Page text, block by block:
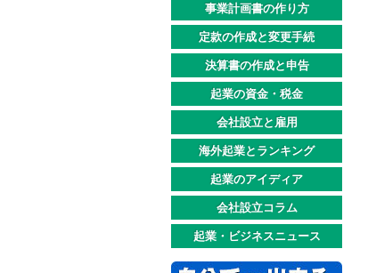
事業計画書の作り方
定款の作成と変更手続
決算書の作成と申告
起業の資金・税金
会社設立と雇用
海外起業とランキング
起業のアイディア
会社設立コラム
起業・ビジネスニュース